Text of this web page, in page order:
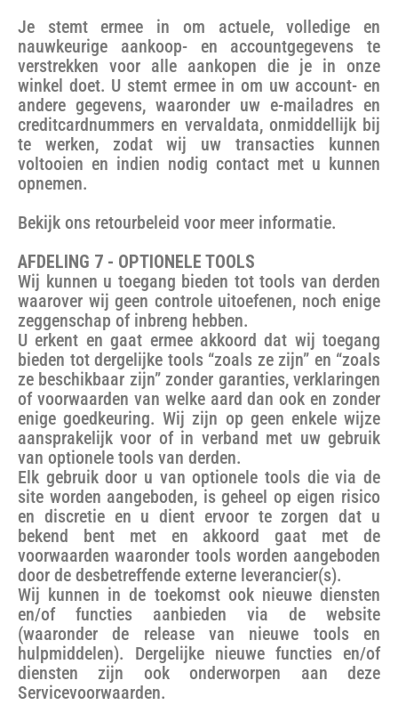
Je stemt ermee in om actuele, volledige en
nauwkeurige aankoop- en accountgegevens te
verstrekken voor alle aankopen die je in onze
winkel doet. U stemt ermee in om uw account- en
andere gegevens, waaronder uw e-mailadres en
creditcardnummers en vervaldata, onmiddellijk bij
te werken, zodat wij uw transacties kunnen
voltooien en indien nodig contact met u kunnen
opnemen.
Bekijk ons retourbeleid voor meer informatie.
AFDELING 7 - OPTIONELE TOOLS
Wij kunnen u toegang bieden tot tools van derden
waarover wij geen controle uitoefenen, noch enige
zeggenschap of inbreng hebben.
U erkent en gaat ermee akkoord dat wij toegang
bieden tot dergelijke tools “zoals ze zijn” en “zoals
ze beschikbaar zijn” zonder garanties, verklaringen
of voorwaarden van welke aard dan ook en zonder
enige goedkeuring. Wij zijn op geen enkele wijze
aansprakelijk voor of in verband met uw gebruik
van optionele tools van derden.
Elk gebruik door u van optionele tools die via de
site worden aangeboden, is geheel op eigen risico
en discretie en u dient ervoor te zorgen dat u
bekend bent met en akkoord gaat met de
voorwaarden waaronder tools worden aangeboden
door de desbetreffende externe leverancier(s).
Wij kunnen in de toekomst ook nieuwe diensten
en/of functies aanbieden via de website
(waaronder de release van nieuwe tools en
hulpmiddelen). Dergelijke nieuwe functies en/of
diensten zijn ook onderworpen aan deze
Servicevoorwaarden.